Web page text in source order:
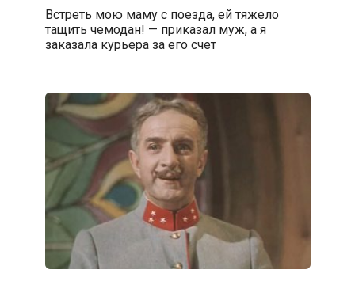
Встреть мою маму с поезда, ей тяжело
тащить чемодан! — приказал муж, а я
заказала курьера за его счет